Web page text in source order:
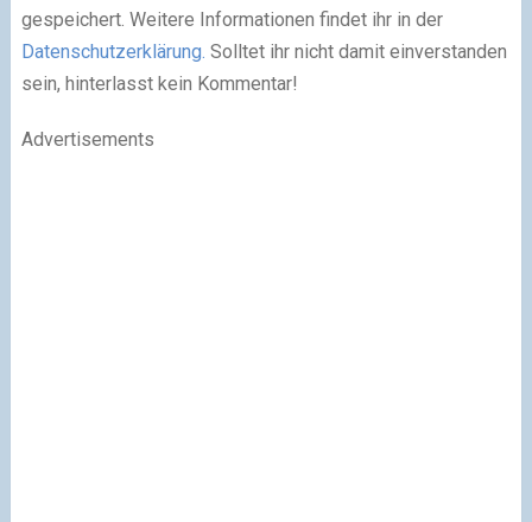
gespeichert. Weitere Informationen findet ihr in der
Datenschutzerklärung. Solltet ihr nicht damit einverstanden
sein, hinterlasst kein Kommentar!
Advertisements